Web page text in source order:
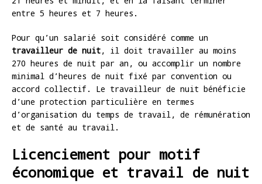
entre 5 heures et 7 heures.
Pour qu’un salarié soit considéré comme un
travailleur de nuit, il doit travailler au moins
270 heures de nuit par an, ou accomplir un nombre
minimal d’heures de nuit fixé par convention ou
accord collectif. Le travailleur de nuit bénéficie
d’une protection particulière en termes
d’organisation du temps de travail, de rémunération
et de santé au travail.
Licenciement pour motif
économique et travail de nuit